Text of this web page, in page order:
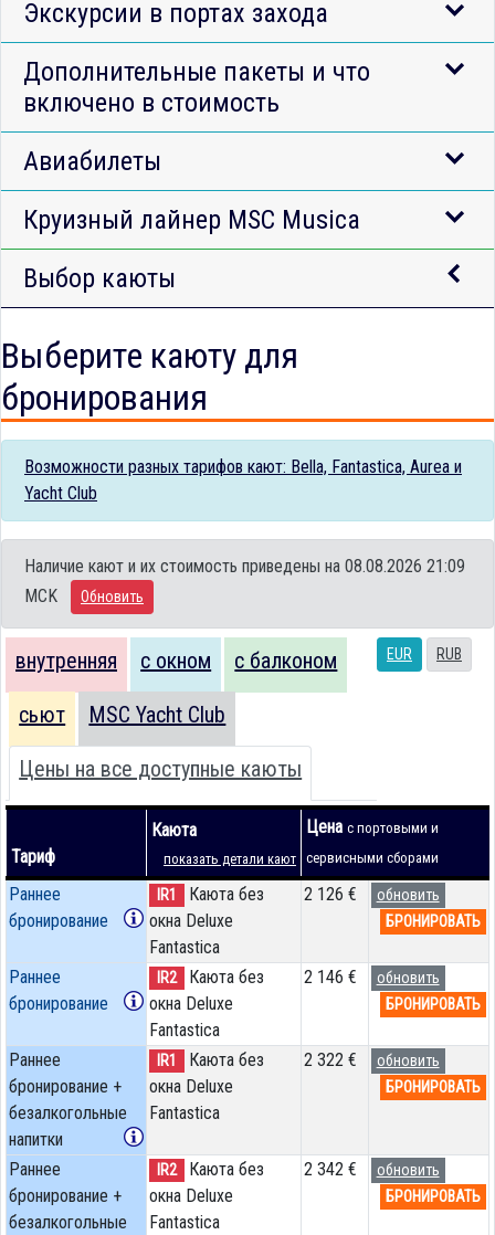
Экскурсии в портах захода
Дополнительные пакеты и что
включено в стоимость
Авиабилеты
Круизный лайнер MSC Musica
Выбор каюты
Выберите каюту для
бронирования
Возможности разных тарифов кают: Bella, Fantastica, Aurea и
Yacht Club
Наличие кают и их стоимость приведены на 08.08.2026 21:09
MCK
Обновить
EUR RUB
внутренняя с окном с балконом
сьют MSC Yacht Club
Цены на все доступные каюты
Тариф
Каюта
показать детали кают
Цена с портовыми и
сервисными сборами
Раннее
бронирование
IR1
Каюта без
окна Deluxe
Fantastica
2 126 €
обновить
БРОНИРОВАТЬ
Раннее
бронирование
IR2
Каюта без
окна Deluxe
Fantastica
2 146 €
обновить
БРОНИРОВАТЬ
Раннее
бронирование +
безалкогольные
напитки
IR1
Каюта без
окна Deluxe
Fantastica
2 322 €
обновить
БРОНИРОВАТЬ
Раннее
бронирование +
безалкогольные
IR2
Каюта без
окна Deluxe
Fantastica
2 342 €
обновить
БРОНИРОВАТЬ